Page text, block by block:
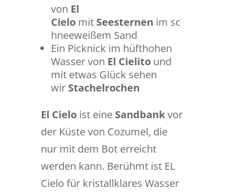
von El
Cielomit Seesternen im sc
hneeweißem Sand
Ein Picknick im hüfthohen
Wasser von El Cielitound
mit etwas Glück sehen
wir Stachelrochen
El Cieloist eine Sandbankvor
der Küste von Cozumel, die
nur mit dem Bot erreicht
werden kann. Berühmt ist EL
Cielo für kristallklares Wasser